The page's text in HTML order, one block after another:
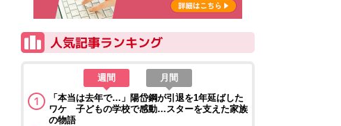
週間
月間
「本当は去年で…」陽岱鋼が引退を1年延ばした
ワケ 子どもの学校で感動…スターを支えた家族
の物語